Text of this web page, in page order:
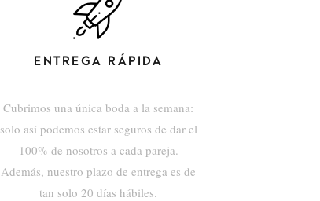
ENTREGA RÁPIDA
Cubrimos una única boda a la semana:
solo así podemos estar seguros de dar el
100% de nosotros a cada pareja.
Además, nuestro plazo de entrega es de
tan solo 20 días hábiles.